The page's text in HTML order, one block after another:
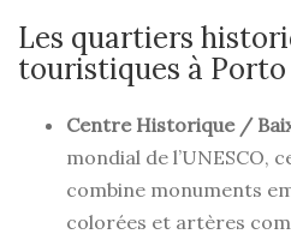
Les quartiers
touristiques à Porto
Centre Historique /
mondial de l’UNESCO,
combine monuments
colorées et artères